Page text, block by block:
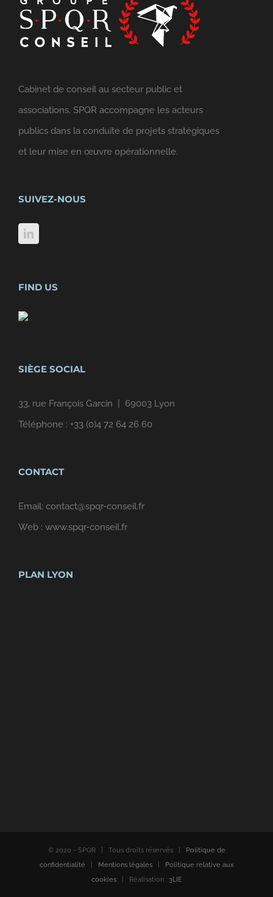
Cabinet de conseil au secteur public et
associations, SPQR accompagne les acteurs
publics dans la conduite de projets stratégiques
et leur mise en œuvre opérationnelle.
SUIVEZ-NOUS
FIND US
SIÈGE SOCIAL
33, rue François Garcin | 69003 Lyon
Téléphone : +33 (0)4 72 64 26 60
CONTACT
Email: contact@spqr-conseil.fr
Web : www.spqr-conseil.fr
PLAN LYON
© 2020 - SPQR | Tous droits réservés |
Politique de
confidentialité
Mentions légales|
Politique relative aux
cookies| Réalisation : 3LIE